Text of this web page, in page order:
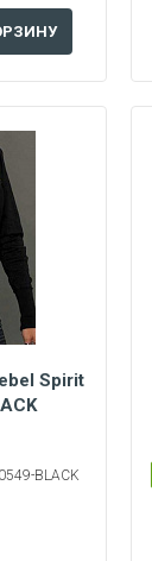
Spirit
BLACK